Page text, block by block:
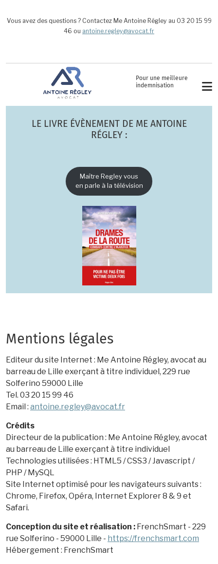
Vous avez des questions ? Contactez Me Antoine Régley au 03 20 15 99
46 ou antoine.regley@avocat.fr
Pour une meilleure
indemnisation
LE LIVRE ÉVÈNEMENT DE ME ANTOINE
RÉGLEY :
Maître Regley vous
en parle à la télévision
Mentions légales
Editeur du site Internet : Me Antoine Régley, avocat au
barreau de Lille exerçant à titre individuel, 229 rue
Solferino 59000 Lille
Tel. 03 20 15 99 46
Email : antoine.regley@avocat.fr
Crédits
Directeur de la publication : Me Antoine Régley, avocat
au barreau de Lille exerçant à titre individuel
Technologies utilisées : HTML5 / CSS3 / Javascript /
PHP / MySQL
Site Internet optimisé pour les navigateurs suivants :
Chrome, Firefox, Opéra, Internet Explorer 8 & 9 et
Safari.
Conception du site et réalisation : FrenchSmart - 229
rue Solferino - 59000 Lille - https://frenchsmart.com
Hébergement : FrenchSmart